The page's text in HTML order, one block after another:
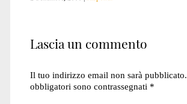
Lascia un commento
Il tuo indirizzo email non sarà pubblicato.
obbligatori sono contrassegnati *